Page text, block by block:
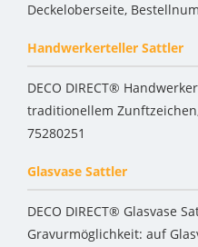
Deckeloberseite,
Handwerkerteller Sattler
DECO DIRECT®
traditionellem
75280251
Glasvase Sattler
DECO DIRECT® Glasvase
Gravurmöglichkeit: auf